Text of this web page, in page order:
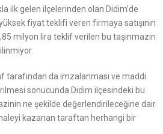
ilk gelen ilçelerinden olan Didim’de
fiyat teklifi veren firmaya satışının
milyon lira teklif verilen bu taşınmazın
tarafından da imzalanması ve maddi
sonucunda Didim ilçesindeki bu
ne şekilde değerlendirileceğine dair
kazanan taraftan herhangi bir